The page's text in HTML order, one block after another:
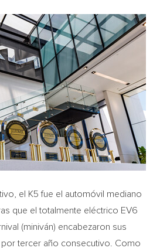
el K5 fue el automóvil mediano
que el totalmente eléctrico EV6
(miniván) encabezaron sus
tercer año consecutivo. Como